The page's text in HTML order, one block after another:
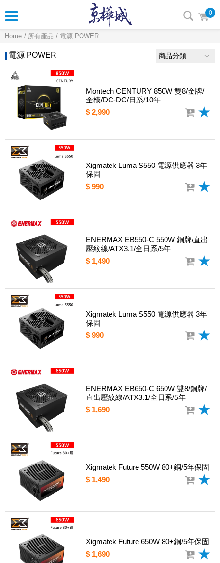
0
Home 所有產品 電源 POWER
電源 POWER 商品分類
Montech CENTURY 850W 雙8/金牌/
全模/DC-DC/日系/10年
$ 2,990
Xigmatek Luma S550 電源供應器 3年
保固
$ 990
ENERMAX EB550-C 550W 銅牌/直出
壓紋線/ATX3.1/全日系/5年
$ 1,490
Xigmatek Luma S550 電源供應器 3年
保固
$ 990
ENERMAX EB650-C 650W 雙8/銅牌/
直出壓紋線/ATX3.1/全日系/5年
$ 1,690
Xigmatek Future 550W 80+銅/5年保固
$ 1,490
Xigmatek Future 650W 80+銅/5年保固
$ 1,690